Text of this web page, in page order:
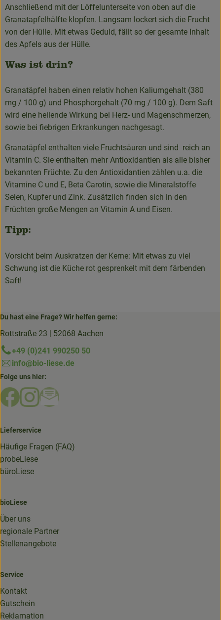
Anschließend mit der Löffelunterseite von oben auf die
Granatapfelhälfte klopfen. Langsam lockert sich die Frucht
von der Hülle. Mit etwas Geduld, fällt so der gesamte Inhalt
des Apfels aus der Hülle.
Was ist drin?
Granatäpfel haben einen relativ hohen Kaliumgehalt (380
mg / 100 g) und Phosphorgehalt (70 mg / 100 g). Dem Saft
wird eine heilende Wirkung bei Herz- und Magenschmerzen,
sowie bei fiebrigen Erkrankungen nachgesagt.
Granatäpfel enthalten viele Fruchtsäuren und sind reich an
Vitamin C. Sie enthalten mehr Antioxidantien als alle bisher
bekannten Früchte. Zu den Antioxidantien zählen u.a. die
Vitamine C und E, Beta Carotin, sowie die Mineralstoffe
Selen, Kupfer und Zink. Zusätzlich finden sich in den
Früchten große Mengen an Vitamin A und Eisen.
Tipp:
Vorsicht beim Auskratzen der Kerne: Mit etwas zu viel
Schwung ist die Küche rot gesprenkelt mit dem färbenden
Saft!
Du hast eine Frage? Wir helfen gerne:
Rottstraße 23 | 52068 Aachen
+49 (0)241 990250 50
info@bio-liese.de
Folge uns hier:
Externer Link zu https://www.facebook.com/
Externer Link zu https://www.instagram.com/
Lieferservice
Häufige Fragen (FAQ)
probeLiese
büroLiese
bioLiese
Über uns
regionale Partner
Stellenangebote
Service
Kontakt
Gutschein
Reklamation